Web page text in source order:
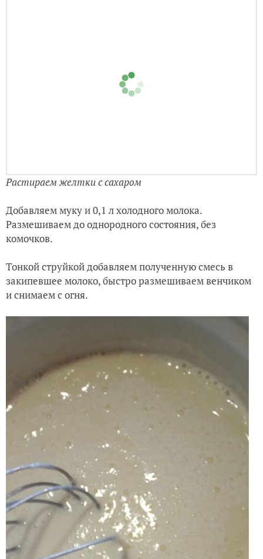
Растираем желтки с сахаром
Добавляем муку и 0,1 л холодного молока.
Размешиваем до однородного состояния, без
комочков.
Тонкой струйкой добавляем полученную смесь в
закипевшее молоко, быстро размешиваем венчиком
и снимаем с огня.